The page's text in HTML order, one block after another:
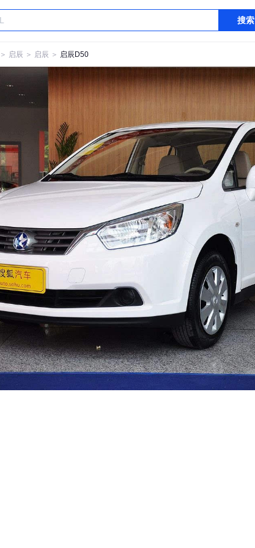
搜索
＞ 启辰 ＞ 启辰 ＞ 启辰D50